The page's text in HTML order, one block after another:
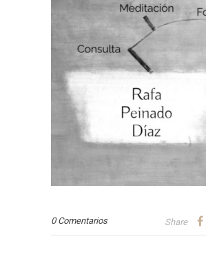
0 Comentarios Share